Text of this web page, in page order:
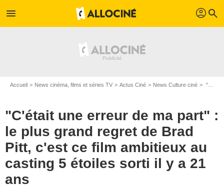
menu profil search
Accueil News cinéma, films et séries TV Actus Ciné News Culture ciné "C'était une erreur de ma part" : le plus grand regret de Brad Pitt, c'est ce film ambitieux au casting 5 étoiles sorti il y a 21 ans
"C'était une erreur de ma part" :
le plus grand regret de Brad
Pitt, c'est ce film ambitieux au
casting 5 étoiles sorti il y a 21
ans